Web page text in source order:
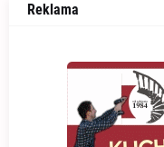
Reklama